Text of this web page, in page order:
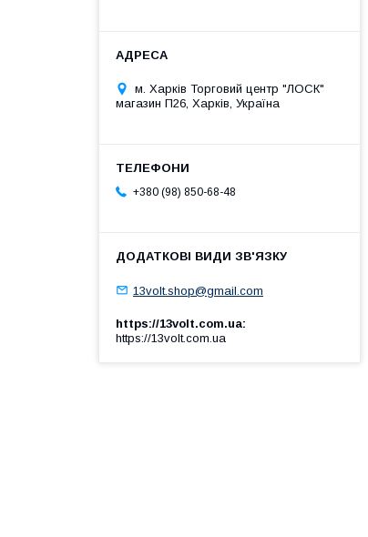
м. Харків Торговий центр "ЛОСК"
магазин П26, Харків, Україна
+380 (98) 850-68-48
13volt.shop@gmail.com
https://13volt.com.ua
https://13volt.com.ua